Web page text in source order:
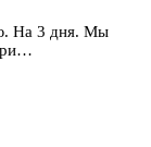
На 3 дня. Мы